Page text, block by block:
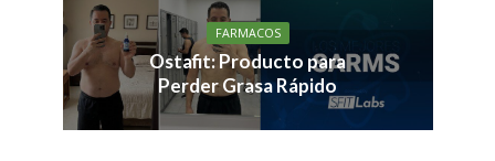
FARMACOS
Ostafit: Producto para
Perder Grasa Rápido